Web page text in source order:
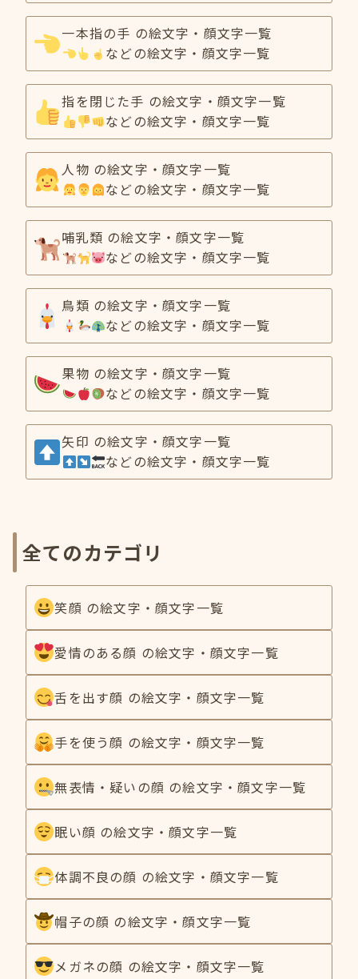
一本指の手 の絵文字・顔文字一覧
などの絵文字・顔文字一覧
指を閉じた手 の絵文字・顔文字一覧
などの絵文字・顔文字一覧
人物 の絵文字・顔文字一覧
などの絵文字・顔文字一覧
哺乳類 の絵文字・顔文字一覧
などの絵文字・顔文字一覧
鳥類 の絵文字・顔文字一覧
などの絵文字・顔文字一覧
果物 の絵文字・顔文字一覧
などの絵文字・顔文字一覧
矢印 の絵文字・顔文字一覧
などの絵文字・顔文字一覧
全てのカテゴリ
笑顔 の絵文字・顔文字一覧
愛情のある顔 の絵文字・顔文字一覧
舌を出す顔 の絵文字・顔文字一覧
手を使う顔 の絵文字・顔文字一覧
無表情・疑いの顔 の絵文字・顔文字一覧
眠い顔 の絵文字・顔文字一覧
体調不良の顔 の絵文字・顔文字一覧
帽子の顔 の絵文字・顔文字一覧
メガネの顔 の絵文字・顔文字一覧